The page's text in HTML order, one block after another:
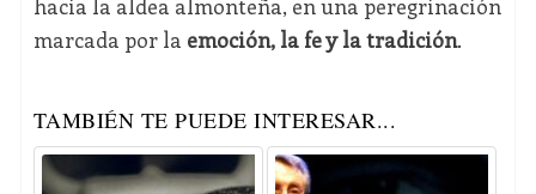
marcada por la emoción, la fe y la tradición.
TAMBIÉN TE PUEDE INTERESAR...